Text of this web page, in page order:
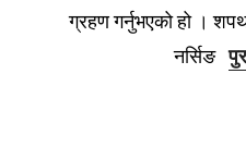
ग्रहण गर्नुभएको हो ।
नर्सिङ